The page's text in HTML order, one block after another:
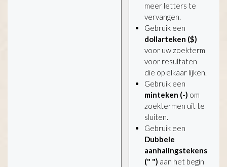
meer letters te
vervangen.
Gebruik een
dollarteken ($)
voor uw zoekterm
voor resultaten
die op elkaar lijken.
Gebruik een
minteken (-) om
zoektermen uit te
sluiten.
Gebruik een
Dubbele
aanhalingstekens
(" ") aan het begin